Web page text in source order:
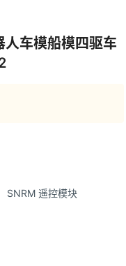
车模船模四驱车
SNRM 遥控模块